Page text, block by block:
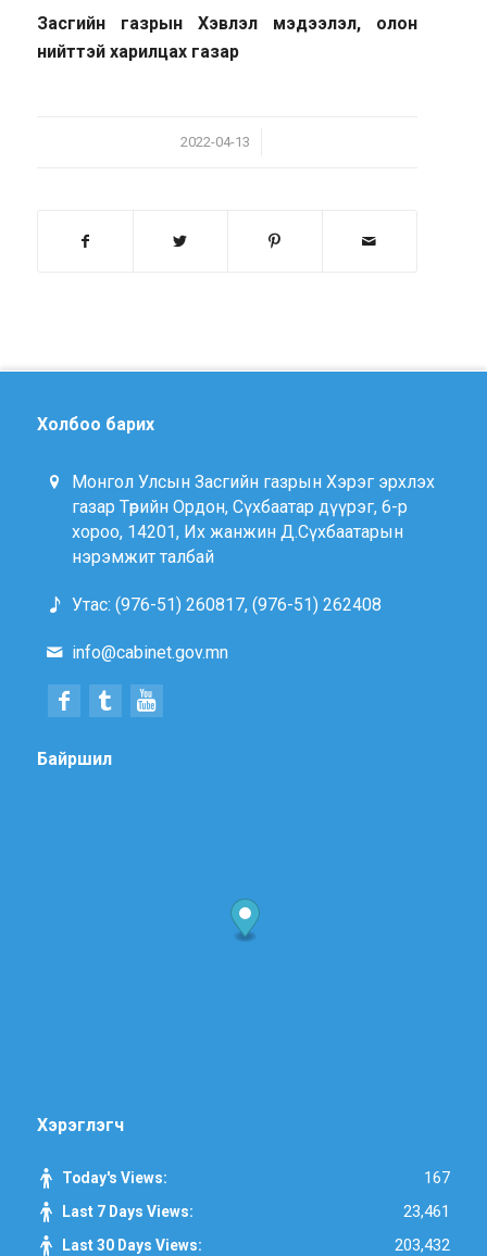
Засгийн газрын Хэвлэл мэдээлэл, олон
нийттэй харилцах газар
2022-04-13
/
Холбоо барих
Монгол Улсын Засгийн газрын Хэрэг эрхлэх
газар Төрийн Ордон, Сүхбаатар дүүрэг, 6-р
хороо, 14201, Их жанжин Д.Сүхбаатарын
нэрэмжит талбай
Утас: (976-51) 260817, (976-51) 262408
info@cabinet.gov.mn
Байршил
Хэрэглэгч
Today's Views: 167
Last 7 Days Views: 23,461
Last 30 Days Views: 203,432